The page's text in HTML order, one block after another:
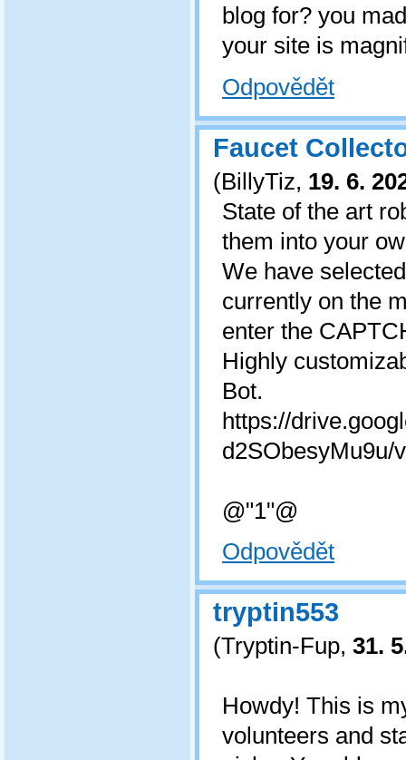
blog for? you
your site is
Odpovědět
Faucet
(BillyTiz, 19. 6.
State of the art
them into your
We have
currently on the
enter the
Highly
Bot.
https://
d2SObesyMu9u/
@"1"@
Odpovědět
tryptin553
(Tryptin-Fup, 31.
Howdy! This is
volunteers and